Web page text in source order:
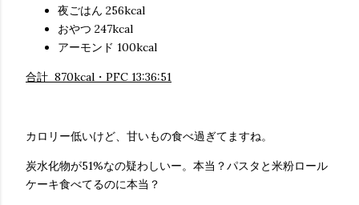
夜ごはん 256kcal
おやつ 247kcal
アーモンド 100kcal
合計 870kcal・PFC 13:36:51
カロリー低いけど、甘いもの食べ過ぎてますね。
炭水化物が51%なの疑わしいー。本当？パスタと米粉ロール
ケーキ食べてるのに本当？